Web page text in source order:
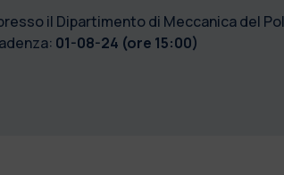
il Dipartimento di Meccanica del
01-08-24 (ore 15:00)